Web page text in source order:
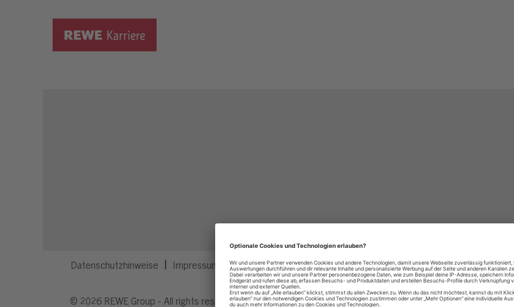
Datenschutzhinweise Impressum Privatsphäre-Einstellungen
© 2026 REWE Group - All rights reserved